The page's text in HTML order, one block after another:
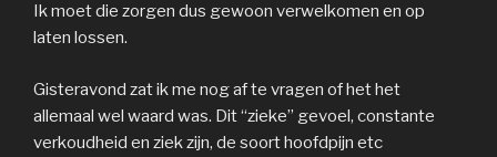
Ik moet die zorgen dus gewoon verwelkomen en op
laten lossen.
Gisteravond zat ik me nog af te vragen of het het
allemaal wel waard was. Dit “zieke” gevoel, constante
verkoudheid en ziek zijn, de soort hoofdpijn etc